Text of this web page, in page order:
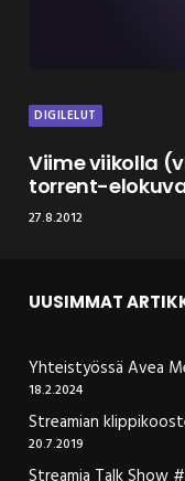
DIGILELUT
Viime viikolla
torrent-
27.8.2012
UUSIMMAT
Yhteistyössä Avea
18.2.2024
Streamian
20.7.2019